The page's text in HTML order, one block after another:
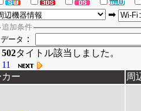
➡
追加条件
データ ：
502タイトル該当しまし
11
ー 周